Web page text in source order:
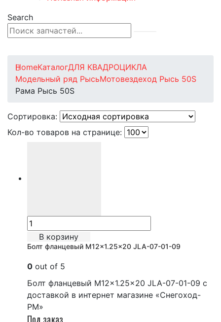
Search
HomeКаталогДЛЯ КВАДРОЦИКЛА
Модельный ряд РысьМотовездеход Рысь 50S
Рама Рысь 50S
Сортировка:
Кол-во товаров на странице:
В корзину
Болт фланцевый M12x1.25×20 JLA-07-01-09
0 out of 5
Болт фланцевый M12x1.25x20 JLA-07-01-09 с
доставкой в интернет магазине «Снегоход-
РМ»
Под заказ